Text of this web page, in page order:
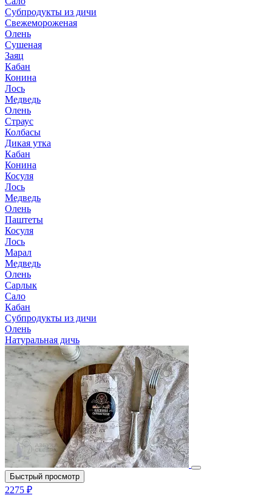
Субпродукты из дичи
Свежемороженая
Олень
Сушеная
Заяц
Кабан
Конина
Лось
Медведь
Олень
Страус
Колбасы
Дикая утка
Кабан
Конина
Косуля
Лось
Медведь
Олень
Паштеты
Косуля
Лось
Марал
Медведь
Олень
Сарлык
Сало
Кабан
Субпродукты из дичи
Олень
Натуральная дичь
Быстрый просмотр
2275 ₽